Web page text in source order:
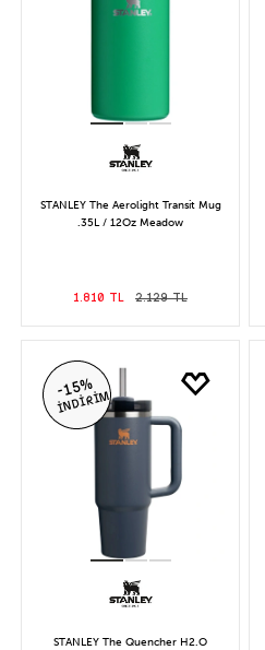
STANLEY The Aerolight Transit Mug
.35L / 12Oz Meadow
1.810 TL 2.129 TL
-15%
İNDİRİM
STANLEY The Quencher H2.O